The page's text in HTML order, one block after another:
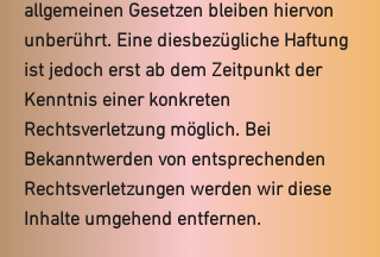
allgemeinen Gesetzen bleiben hiervon
unberührt. Eine diesbezügliche Haftung
ist jedoch erst ab dem Zeitpunkt der
Kenntnis einer konkreten
Rechtsverletzung möglich. Bei
Bekanntwerden von entsprechenden
Rechtsverletzungen werden wir diese
Inhalte umgehend entfernen.